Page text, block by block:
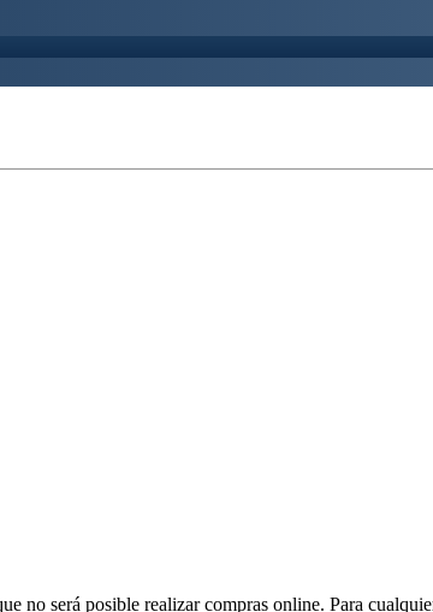
no será posible realizar compras online. Para